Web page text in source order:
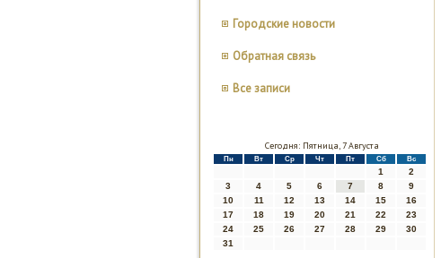
Городские новости
Обратная связь
Все записи
Сегодня: Пятница, 7 Августа
Пн Вт Ср Чт Пт Сб Вс
1
2
3
4 5 6 7 8
9
10
11 12 13 14 15
16
17
18 19 20 21 22
23
24
25 26 27 28 29
30
31